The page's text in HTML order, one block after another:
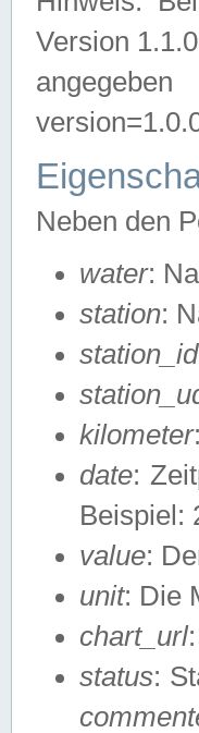
Version
angegeben
Neben den
water:
station:
station_id
kilometer
date:
Beispiel:
value:
unit: Die
chart_url
status: